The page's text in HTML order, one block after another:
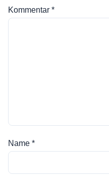
Kommentar *
Name *